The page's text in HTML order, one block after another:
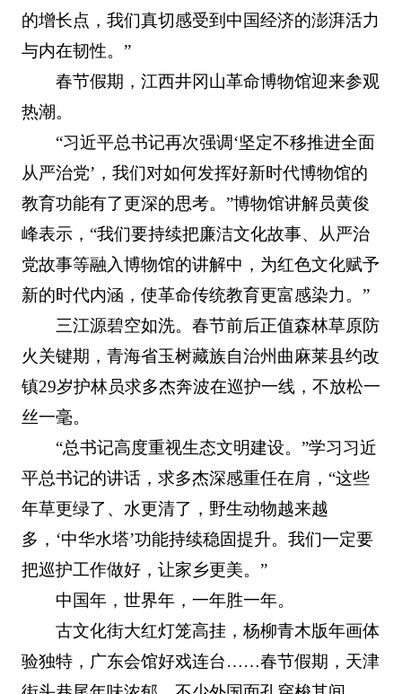
的增长点，我们真切感受到中国经济的澎湃活力
与内在韧性。”
春节假期，江西井冈山革命博物馆迎来参观
热潮。
“习近平总书记再次强调‘坚定不移推进全面
从严治党’，我们对如何发挥好新时代博物馆的
教育功能有了更深的思考。”博物馆讲解员黄俊
峰表示，“我们要持续把廉洁文化故事、从严治
党故事等融入博物馆的讲解中，为红色文化赋予
新的时代内涵，使革命传统教育更富感染力。”
三江源碧空如洗。春节前后正值森林草原防
火关键期，青海省玉树藏族自治州曲麻莱县约改
镇29岁护林员求多杰奔波在巡护一线，不放松一
丝一毫。
“总书记高度重视生态文明建设。”学习习近
平总书记的讲话，求多杰深感重任在肩，“这些
年草更绿了、水更清了，野生动物越来越
多，‘中华水塔’功能持续稳固提升。我们一定要
把巡护工作做好，让家乡更美。”
中国年，世界年，一年胜一年。
古文化街大红灯笼高挂，杨柳青木版年画体
验独特，广东会馆好戏连台……春节假期，天津